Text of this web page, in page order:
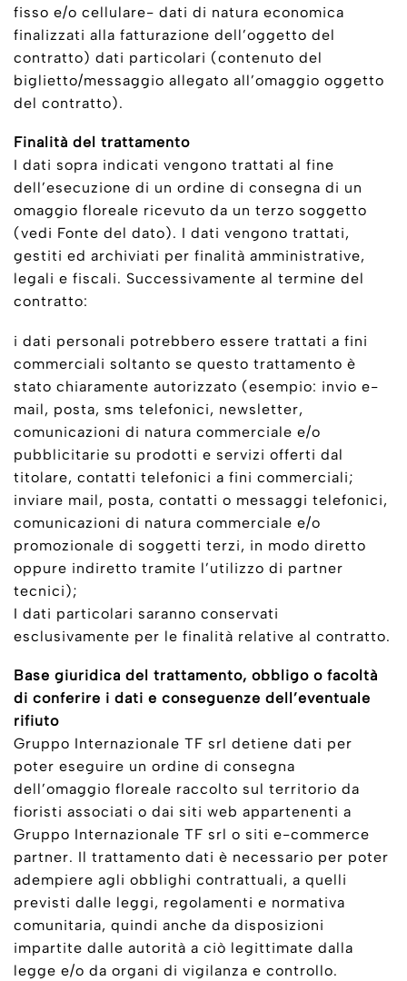
fisso e/o cellulare- dati di natura economica
finalizzati alla fatturazione dell’oggetto del
contratto) dati particolari (contenuto del
biglietto/messaggio allegato all’omaggio oggetto
del contratto).
Finalità del trattamento
I dati sopra indicati vengono trattati al fine
dell’esecuzione di un ordine di consegna di un
omaggio floreale ricevuto da un terzo soggetto
(vedi Fonte del dato). I dati vengono trattati,
gestiti ed archiviati per finalità amministrative,
legali e fiscali. Successivamente al termine del
contratto:
i dati personali potrebbero essere trattati a fini
commerciali soltanto se questo trattamento è
stato chiaramente autorizzato (esempio: invio e-
mail, posta, sms telefonici, newsletter,
comunicazioni di natura commerciale e/o
pubblicitarie su prodotti e servizi offerti dal
titolare, contatti telefonici a fini commerciali;
inviare mail, posta, contatti o messaggi telefonici,
comunicazioni di natura commerciale e/o
promozionale di soggetti terzi, in modo diretto
oppure indiretto tramite l’utilizzo di partner
tecnici);
I dati particolari saranno conservati
esclusivamente per le finalità relative al contratto.
Base giuridica del trattamento, obbligo o facoltà
di conferire i dati e conseguenze dell’eventuale
rifiuto
Gruppo Internazionale TF srl detiene dati per
poter eseguire un ordine di consegna
dell’omaggio floreale raccolto sul territorio da
fioristi associati o dai siti web appartenenti a
Gruppo Internazionale TF srl o siti e-commerce
partner. Il trattamento dati è necessario per poter
adempiere agli obblighi contrattuali, a quelli
previsti dalle leggi, regolamenti e normativa
comunitaria, quindi anche da disposizioni
impartite dalle autorità a ciò legittimate dalla
legge e/o da organi di vigilanza e controllo.